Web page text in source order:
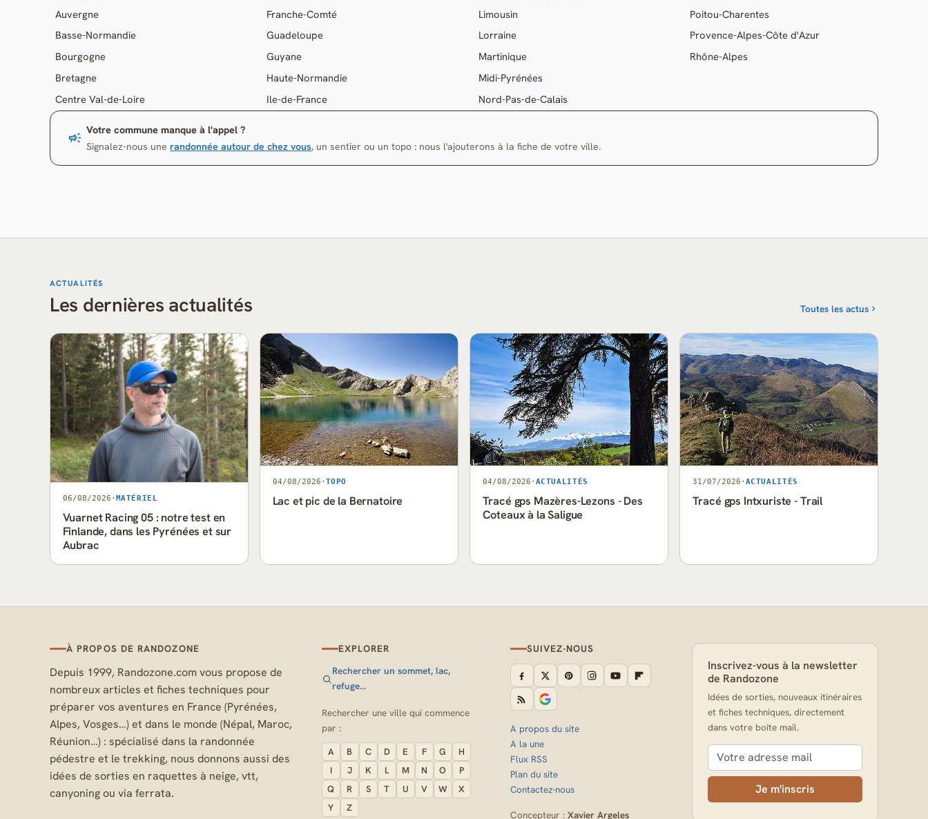
Auvergne
Basse-Normandie
Bourgogne
Bretagne
Centre Val-de-Loire
Franche-Comté
Guadeloupe
Guyane
Haute-Normandie
Ile-de-France
Limousin
Lorraine
Martinique
Midi-Pyrénées
Nord-Pas-de-Calais
Poitou-Charentes
Provence-Alpes-Côte d'Azur
Rhône-Alpes
Votre commune manque à l'appel ?
Signalez-nous une randonnée autour de chez vous, un sentier ou un topo : nous l'ajouterons à la fiche de votre ville.
ACTUALITÉS
Les dernières actualités Toutes les actus
06/08/2026 · MATÉRIEL
Vuarnet Racing 05 : notre test en
Finlande, dans les Pyrénées et sur
Aubrac
04/08/2026 · TOPO
Lac et pic de la Bernatoire
04/08/2026 · ACTUALITÉS
Tracé gps Mazères-Lezons - Des
Coteaux à la Saligue
31/07/2026 · ACTUALITÉS
Tracé gps Intxuriste - Trail
À PROPOS DE RANDOZONE
Depuis 1999, Randozone.com vous propose de
nombreux articles et fiches techniques pour
préparer vos aventures en France (Pyrénées,
Alpes, Vosges…) et dans le monde (Népal, Maroc,
Réunion…) : spécialisé dans la randonnée
pédestre et le trekking, nous donnons aussi des
idées de sorties en raquettes à neige, vtt,
canyoning ou via ferrata.
EXPLORER
Rechercher un sommet, lac,
refuge…
Rechercher une ville qui commence
par :
A B C D E F G
H
I
J K L M N O
P
Q
R S T U V W
X
Y
Z
SUIVEZ-NOUS
A propos du site
A la une
Flux RSS
Plan du site
Contactez-nous
Concepteur : Xavier Argeles
Inscrivez-vous à la newsletter
de Randozone
Idées de sorties, nouveaux itinéraires
et fiches techniques, directement
dans votre boîte mail.
Je m'inscris